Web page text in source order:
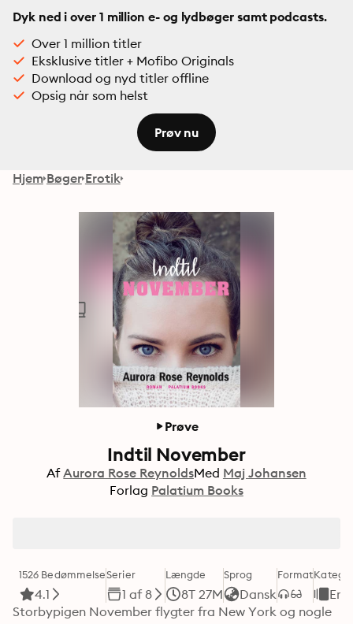
Dyk ned i over 1 million e- og lydbøger samt podcasts.
Over 1 million titler
Eksklusive titler + Mofibo Originals
Download og nyd titler offline
Opsig når som helst
Prøv nu
Hjem Bøger Erotik
Prøve
Indtil November
Af Aurora Rose ReynoldsMed Maj Johansen
Forlag Palatium Books
1526 Bedømmelse
4.1
Serier
1 af 8
Længde
8T 27M
Sprog
Dansk
Format
Storbypigen November flygter fra New York og nogle